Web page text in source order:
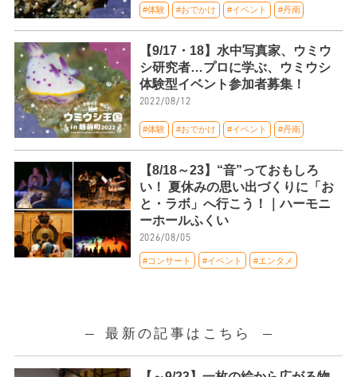
#体験 #おでかけ #イベント #丹南
【9/17・18】水中写真家、ウミウ
シ研究者…プロに学ぶ、ウミウシ
体験型イベント参加者募集！
2022/08/12
#体験 #おでかけ #イベント #丹南
【8/18～23】“音”っておもしろ
い！ 夏休みの思い出づくりに「お
と・ラボ」へ行こう！｜ハーモニ
ーホールふくい
2026/08/05
#コンサート #イベント #エンタメ
最新の記事はこちら